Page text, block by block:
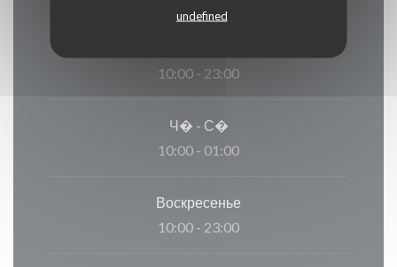
undefined
10:00 - 23:00
Ч� - С�
10:00 - 01:00
Воскресенье
10:00 - 23:00